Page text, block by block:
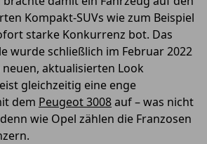
Kompakt-SUVs wie zum Beispiel
starke Konkurrenz bot. Das
wurde schließlich im Februar 2022
aktualisierten Look
gleichzeitig eine enge
dem Peugeot 3008auf – was nicht
wie Opel zählen die Franzosen